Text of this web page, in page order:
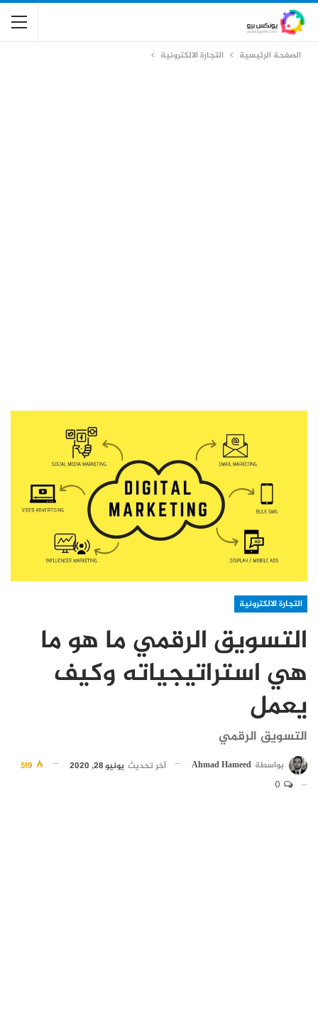
الصفحة الرئيسية التجارة الالكترونية
التجارة الالكترونية
التسويق الرقمي ما هو ما
هي استراتيجياته وكيف
يعمل
التسويق الرقمي
بواسطة Ahmad Hameed آخر تحديث يونيو 28, 2020